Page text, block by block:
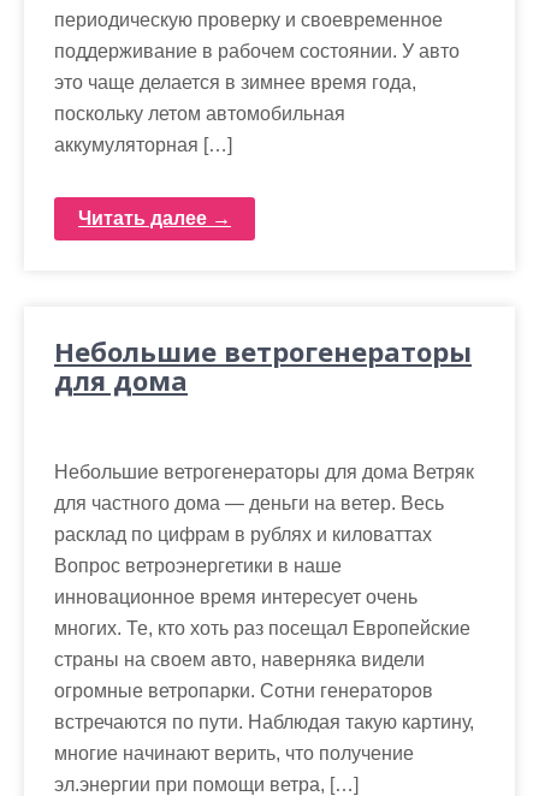
периодическую проверку и своевременное
поддерживание в рабочем состоянии. У авто
это чаще делается в зимнее время года,
поскольку летом автомобильная
аккумуляторная […]
Читать далее →
Небольшие ветрогенераторы
для дома
Небольшие ветрогенераторы для дома Ветряк
для частного дома — деньги на ветер. Весь
расклад по цифрам в рублях и киловаттах
Вопрос ветроэнергетики в наше
инновационное время интересует очень
многих. Те, кто хоть раз посещал Европейские
страны на своем авто, наверняка видели
огромные ветропарки. Сотни генераторов
встречаются по пути. Наблюдая такую картину,
многие начинают верить, что получение
эл.энергии при помощи ветра, […]